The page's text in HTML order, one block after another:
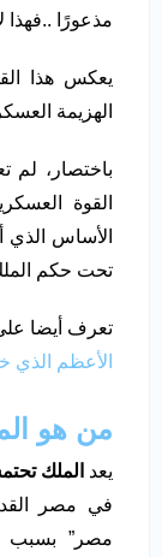
مذعورًا ..فهذا
يعكس هذا
الهزيمة
باختصار،
القوة
الأساس
تحت حكم
تعرف أيضا
الأعظم الذي
من هو
يعد الملك
في مصر
مصر” بسبب